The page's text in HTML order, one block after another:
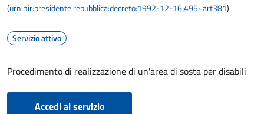
(urn:nir:presidente.repubblica:decreto:1992-12-16;495~art381)
Servizio attivo
Procedimento di realizzazione di un'area di sosta per disabili
Accedi al servizio